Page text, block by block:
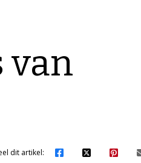
van
dit artikel: